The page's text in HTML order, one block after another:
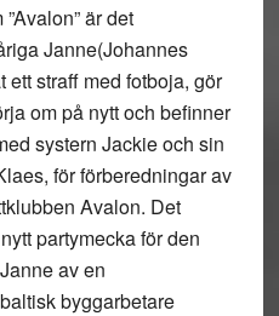
är det
Janne(Johannes
ett straff med fotboja, gör
om på nytt och befinner
systern Jackie och sin
för förberedningar av
Avalon. Det
partymecka för den
av en
byggarbetare